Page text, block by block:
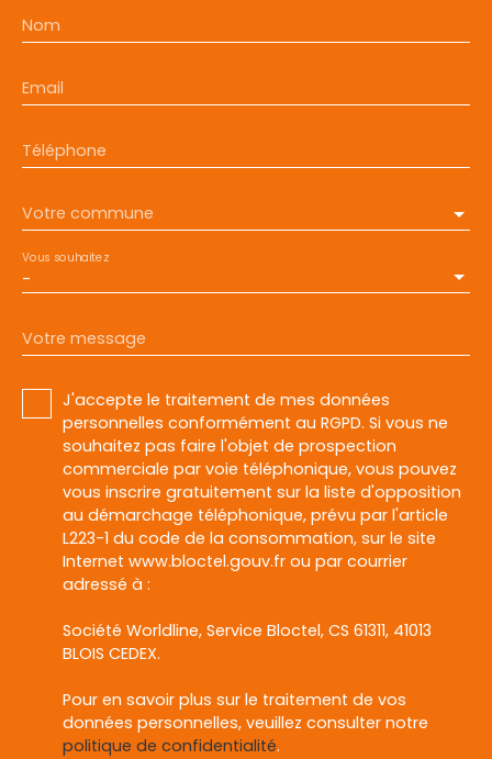
Nom
Email
Téléphone
Votre commune
-
Vous souhaitez
Votre message
J'accepte le traitement de mes données
personnelles conformément au RGPD. Si vous ne
souhaitez pas faire l'objet de prospection
commerciale par voie téléphonique, vous pouvez
vous inscrire gratuitement sur la liste d'opposition
au démarchage téléphonique, prévu par l'article
L223-1 du code de la consommation, sur le site
Internet www.bloctel.gouv.fr ou par courrier
adressé à :
Société Worldline, Service Bloctel, CS 61311, 41013
BLOIS CEDEX.
Pour en savoir plus sur le traitement de vos
données personnelles, veuillez consulter notre
politique de confidentialité.